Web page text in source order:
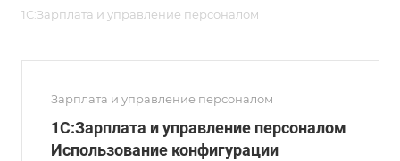
1С:Зарплата и управление персоналом
Зарплата и управление персоналом
1С:Зарплата и управление персоналом
Использование конфигурации